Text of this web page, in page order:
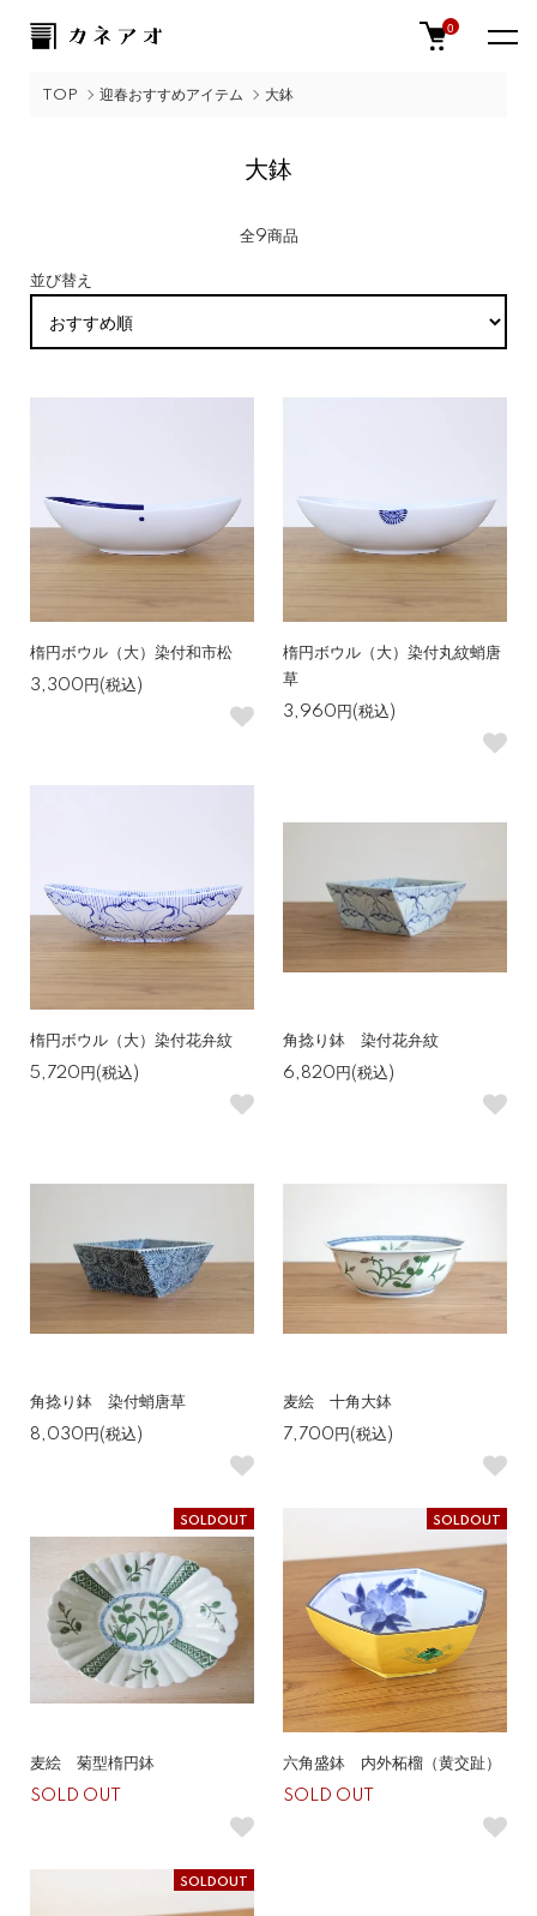
0
TOP 迎春おすすめアイテム 大鉢
大鉢
全9商品
並び替え
楕円ボウル（大）染付和市松
3,300円(税込)
楕円ボウル（大）染付丸紋蛸唐
草
3,960円(税込)
楕円ボウル（大）染付花弁紋
5,720円(税込)
角捻り鉢 染付花弁紋
6,820円(税込)
角捻り鉢 染付蛸唐草
8,030円(税込)
麦絵 十角大鉢
7,700円(税込)
SOLDOUT
麦絵 菊型楕円鉢
SOLD OUT
SOLDOUT
六角盛鉢 内外柘榴（黄交趾）
SOLD OUT
SOLDOUT